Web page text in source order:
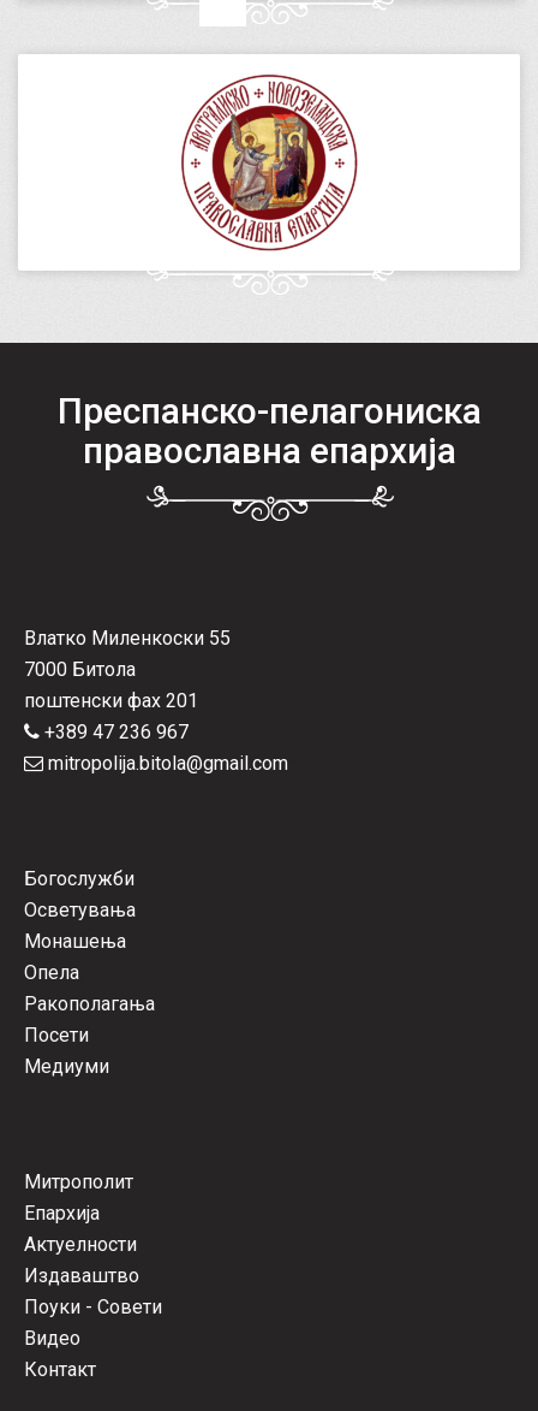
Преспанско-пелагониска
православна епархија
Влатко Миленкоски 55
7000 Битола
поштенски фах 201
+389 47 236 967
mitropolija.bitola@gmail.com
Богослужби
Осветувања
Монашења
Опела
Ракополагања
Посети
Медиуми
Митрополит
Епархија
Актуелности
Издаваштво
Поуки - Совети
Видео
Контакт